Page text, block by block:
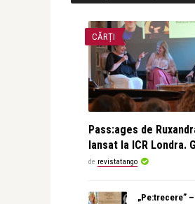
CĂRȚI
Pass:ages de
lansat la ICR Londra.
de revistatango
„Pe:trecere”